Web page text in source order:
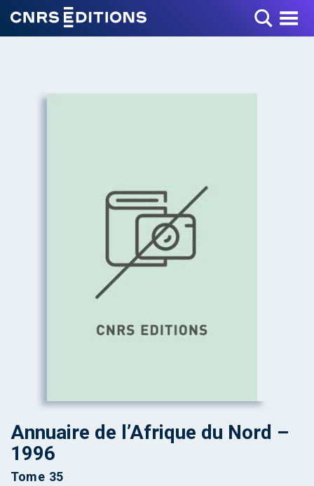
Toggle Menu
Annuaire de l’Afrique du Nord –
1996
Tome 35